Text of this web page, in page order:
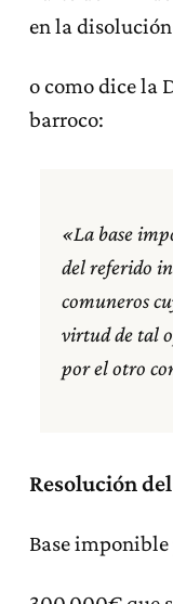
en la
o como dice la
barroco:
«La base
del referido
comuneros
virtud de tal
por el otro
Resolución
Base